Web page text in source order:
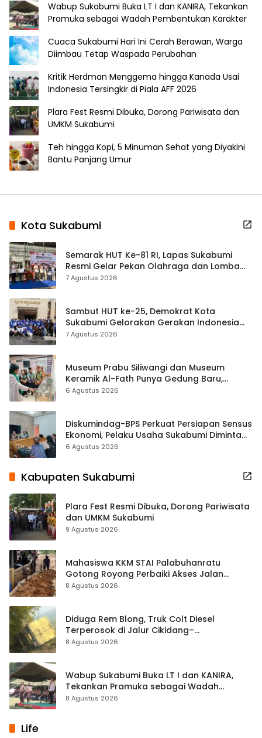
Wabup Sukabumi Buka LT I dan KANIRA, Tekankan
Pramuka sebagai Wadah Pembentukan Karakter
Cuaca Sukabumi Hari Ini Cerah Berawan, Warga
Diimbau Tetap Waspada Perubahan
Kritik Herdman Menggema hingga Kanada Usai
Indonesia Tersingkir di Piala AFF 2026
Plara Fest Resmi Dibuka, Dorong Pariwisata dan
UMKM Sukabumi
Teh hingga Kopi, 5 Minuman Sehat yang Diyakini
Bantu Panjang Umur
Kota Sukabumi
Semarak HUT Ke-81 RI, Lapas Sukabumi
Resmi Gelar Pekan Olahraga dan Lomba
Tradisional
7 Agustus 2026
Sambut HUT ke-25, Demokrat Kota
Sukabumi Gelorakan Gerakan Indonesia
ASRI Lewat Aksi Bersih Masjid Agung
7 Agustus 2026
Museum Prabu Siliwangi dan Museum
Keramik Al-Fath Punya Gedung Baru,
Hampir 500 Koleksi Dipisahkan
6 Agustus 2026
Diskumindag-BPS Perkuat Persiapan Sensus
Ekonomi, Pelaku Usaha Sukabumi Diminta
Terbuka Beri Data
6 Agustus 2026
Kabupaten Sukabumi
Plara Fest Resmi Dibuka, Dorong Pariwisata
dan UMKM Sukabumi
9 Agustus 2026
Mahasiswa KKM STAI Palabuhanratu
Gotong Royong Perbaiki Akses Jalan
Majelis Ta’lim di Sagaranten
8 Agustus 2026
Diduga Rem Blong, Truk Colt Diesel
Terperosok di Jalur Cikidang–
Palabuhanratu
8 Agustus 2026
Wabup Sukabumi Buka LT I dan KANIRA,
Tekankan Pramuka sebagai Wadah
Pembentukan Karakter
8 Agustus 2026
Life